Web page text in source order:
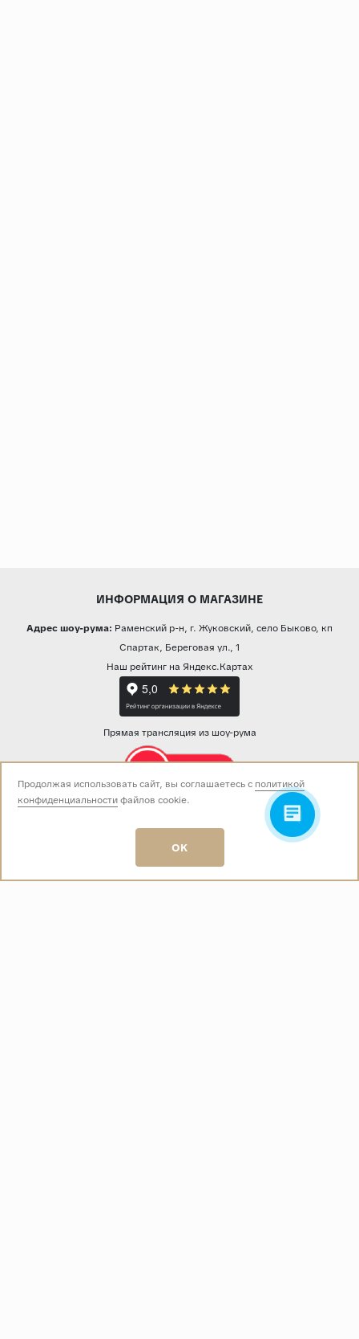
ИНФОРМАЦИЯ О МАГАЗИНЕ
Адрес шоу-рума: Раменский р-н, г. Жуковский, село Быково, кп
Спартак, Береговая ул., 1
Наш рейтинг на Яндекс.Картах
Прямая трансляция из шоу-рума
Звоните нам:
пн-вс 10:00 - 19:00
E-mail:
info@baza-plitki.ru
Продолжая использовать сайт, вы соглашаетесь с политикой
конфиденциальностифайлов cookie.
OK